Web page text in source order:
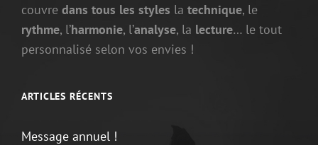
couvre dans tous les styles la technique, le
rythme, l’harmonie, l’analyse, la lecture… le tout
personnalisé selon vos envies !
ARTICLES RÉCENTS
Message annuel !